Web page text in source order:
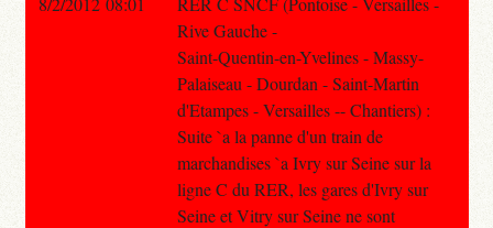
Rive Gauche -
Saint-Quentin-en-Yvelines - Massy-
Palaiseau - Dourdan - Saint-Martin
d'Etampes - Versailles -- Chantiers) :
Suite `a la panne d'un train de
marchandises `a Ivry sur Seine sur la
ligne C du RER, les gares d'Ivry sur
Seine et Vitry sur Seine ne sont